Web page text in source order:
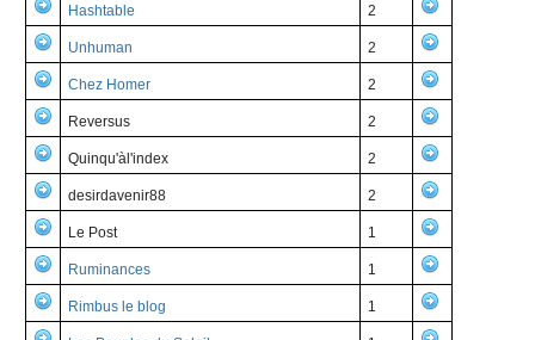
Hashtable 2
Unhuman 2
Chez Homer 2
Reversus 2
Quinqu'àl'index 2
desirdavenir88 2
Le Post 1
Ruminances 1
Rimbus le blog 1